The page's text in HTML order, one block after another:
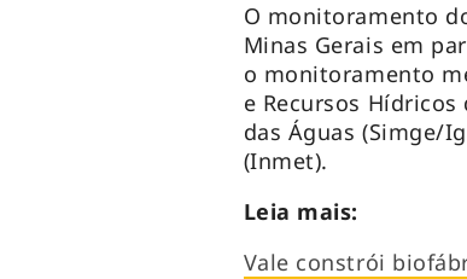
O monitoramento
Minas Gerais em
o monitoramento
e Recursos
das Águas (Simge/
(Inmet).
Leia mais:
Vale constrói